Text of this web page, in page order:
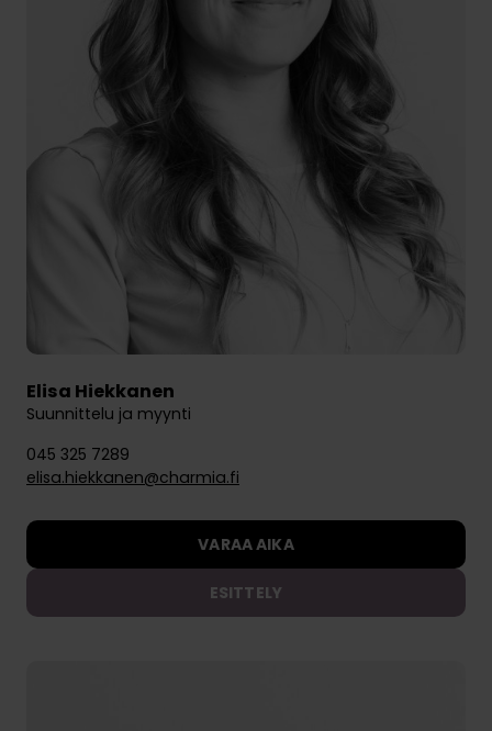
Elisa Hiekkanen
Suunnittelu ja myynti
045 325 7289
elisa.hiekkanen@charmia.fi
VARAA AIKA
ESITTELY